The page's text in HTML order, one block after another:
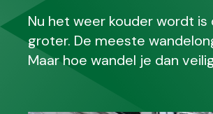
Nu het weer kouder wordt
groter. De meeste
Maar hoe wandel je dan